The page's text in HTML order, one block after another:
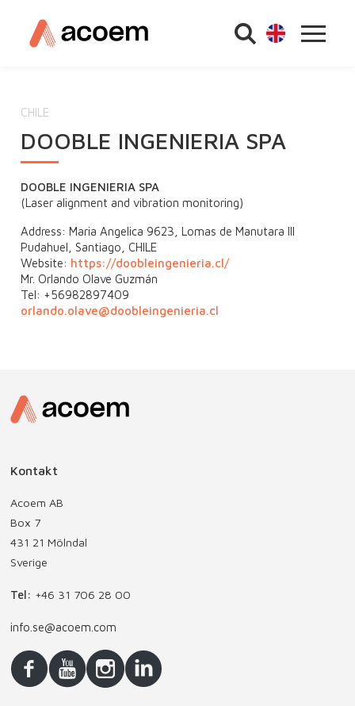
CHILE
DOOBLE INGENIERIA SPA
DOOBLE INGENIERIA SPA
(Laser alignment and vibration monitoring)
Address: Maria Angelica 9623, Lomas de Manutara III
Pudahuel, Santiago, CHILE
Website: https://doobleingenieria.cl/
Mr. Orlando Olave Guzmán
Tel: +56982897409
orlando.olave@doobleingenieria.cl
Kontakt
Acoem AB
Box 7
431 21 Mölndal
Sverige
Tel: +46 31 706 28 00
info.se@acoem.com